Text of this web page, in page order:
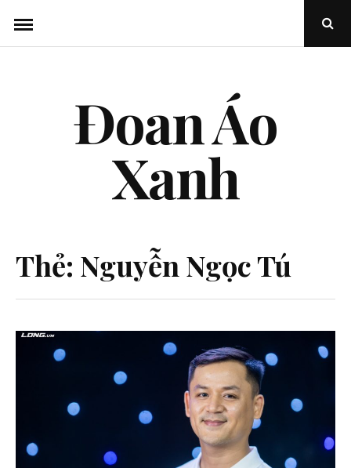
đến
nội
Mở
sổ
Đoan Áo
Xanh
Thẻ: Nguyễn Ngọc Tú